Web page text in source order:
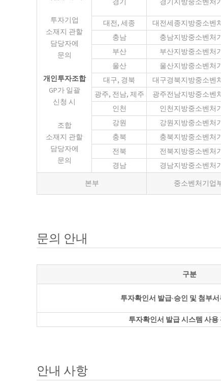
투자기업
소재지 관할
담당자에
문의
개인투자조합
GP가 일괄
신청 시
조합
소재지 관할
담당자에
문의
대전, 세종
대전세종지방중소벤
충남 충남지방중소벤처
부산 부산지방중소벤처
울산 울산지방중소벤처
대구, 경북 대구경북지방중소벤
광주, 전남, 제주 광주전남지방중소벤
인천 인천지방중소벤처
강원 강원지방중소벤처
충북 충북지방중소벤처
전북 전북지방중소벤처
경남 경남지방중소벤처
본부 중소벤처기업
문의 안내
구분
투자확인서 발급·승인 및 첨부
투자확인서 발급 시스템 사용
안내 사항